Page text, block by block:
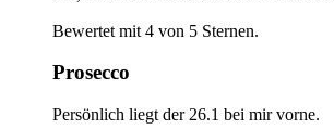
Bewertet mit 4 von 5 Sternen.
Prosecco
Persönlich liegt der 26.1 bei mir vorne.